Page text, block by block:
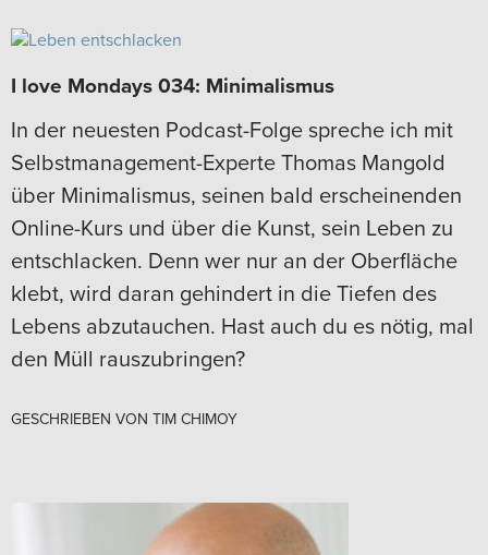
I love Mondays 034: Minimalismus
In der neuesten Podcast-Folge spreche ich mit
Selbstmanagement-Experte Thomas Mangold
über Minimalismus, seinen bald erscheinenden
Online-Kurs und über die Kunst, sein Leben zu
entschlacken. Denn wer nur an der Oberfläche
klebt, wird daran gehindert in die Tiefen des
Lebens abzutauchen. Hast auch du es nötig, mal
den Müll rauszubringen?
GESCHRIEBEN VON TIM CHIMOY